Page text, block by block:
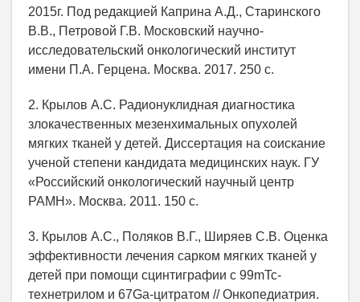
2015г. Под редакцией Каприна А.Д., Старинского
В.В., Петровой Г.В. Московский научно-
исследовательский онкологический институт
имени П.А. Герцена. Москва. 2017. 250 с.
2. Крылов А.С. Радионуклидная диагностика
злокачественных мезенхимальных опухолей
мягких тканей у детей. Диссертация на соискание
ученой степени кандидата медицинских наук. ГУ
«Российский онкологический научный центр
РАМН». Москва. 2011. 150 с.
3. Крылов А.С., Поляков В.Г., Ширяев С.В. Оценка
эффективности лечения сарком мягких тканей у
детей при помощи сцинтиграфии с 99mTc-
технетрилом и 67Ga-цитратом // Онкопедиатрия.